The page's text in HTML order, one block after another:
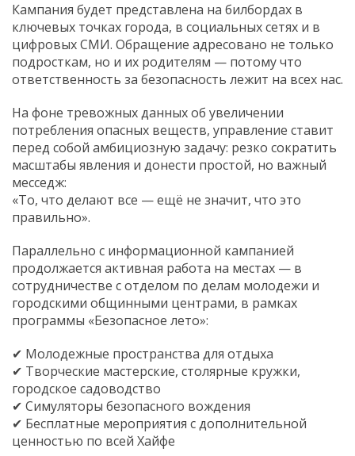
Кампания будет представлена на билбордах в
ключевых точках города, в социальных сетях и в
цифровых СМИ. Обращение адресовано не только
подросткам, но и их родителям — потому что
ответственность за безопасность лежит на всех нас.
На фоне тревожных данных об увеличении
потребления опасных веществ, управление ставит
перед собой амбициозную задачу: резко сократить
масштабы явления и донести простой, но важный
месседж:
«То, что делают все — ещё не значит, что это
правильно».
Параллельно с информационной кампанией
продолжается активная работа на местах — в
сотрудничестве с отделом по делам молодежи и
городскими общинными центрами, в рамках
программы «Безопасное лето»:
✔ Молодежные пространства для отдыха
✔ Творческие мастерские, столярные кружки,
городское садоводство
✔ Симуляторы безопасного вождения
✔ Бесплатные мероприятия с дополнительной
ценностью по всей Хайфе